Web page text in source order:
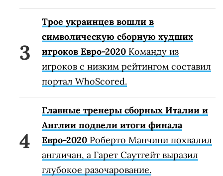
Трое украинцев вошли в
символическую сборную худших
игроков Евро-2020 Команду из
игроков с низким рейтингом составил
портал WhoScored.
Главные тренеры сборных Италии и
Англии подвели итоги финала
Евро-2020 Роберто Манчини похвалил
англичан, а Гарет Саутгейт выразил
глубокое разочарование.